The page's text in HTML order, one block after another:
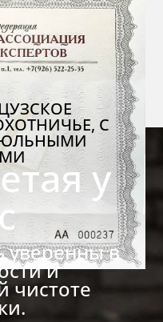
С
у
уверенны в
и
чистоте